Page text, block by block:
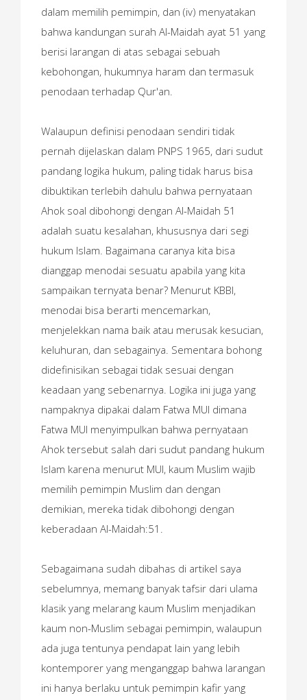
dalam memilih pemimpin, dan (iv) menyatakan
bahwa kandungan surah Al-Maidah ayat 51 yang
berisi larangan di atas sebagai sebuah
kebohongan, hukumnya haram dan termasuk
penodaan terhadap Qur'an.
Walaupun definisi penodaan sendiri tidak
pernah dijelaskan dalam PNPS 1965, dari sudut
pandang logika hukum, paling tidak harus bisa
dibuktikan terlebih dahulu bahwa pernyataan
Ahok soal dibohongi dengan Al-Maidah 51
adalah suatu kesalahan, khususnya dari segi
hukum Islam. Bagaimana caranya kita bisa
dianggap menodai sesuatu apabila yang kita
sampaikan ternyata benar? Menurut KBBI,
menodai bisa berarti mencemarkan,
menjelekkan nama baik atau merusak kesucian,
keluhuran, dan sebagainya. Sementara bohong
didefinisikan sebagai tidak sesuai dengan
keadaan yang sebenarnya. Logika ini juga yang
nampaknya dipakai dalam Fatwa MUI dimana
Fatwa MUI menyimpulkan bahwa pernyataan
Ahok tersebut salah dari sudut pandang hukum
Islam karena menurut MUI, kaum Muslim wajib
memilih pemimpin Muslim dan dengan
demikian, mereka tidak dibohongi dengan
keberadaan Al-Maidah:51.
Sebagaimana sudah dibahas di artikel saya
sebelumnya, memang banyak tafsir dari ulama
klasik yang melarang kaum Muslim menjadikan
kaum non-Muslim sebagai pemimpin, walaupun
ada juga tentunya pendapat lain yang lebih
kontemporer yang menganggap bahwa larangan
ini hanya berlaku untuk pemimpin kafir yang